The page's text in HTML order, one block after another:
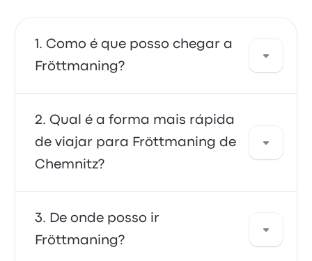
Como é que posso chegar a
Fröttmaning?
Pode apanhar a autocarro, que fornece
acesso direto ao seu destino. Em alternativa,
também pode apanhar um táxi ou usar um
serviço de partilha de viagens.
Qual é a forma mais rápida
de viajar para Fröttmaning de
Chemnitz?
A forma mais rápida de viajar de e para
Fröttmaning é de autocarro, o que
proporciona um transporte conveniente para
De onde posso ir
Fröttmaning?